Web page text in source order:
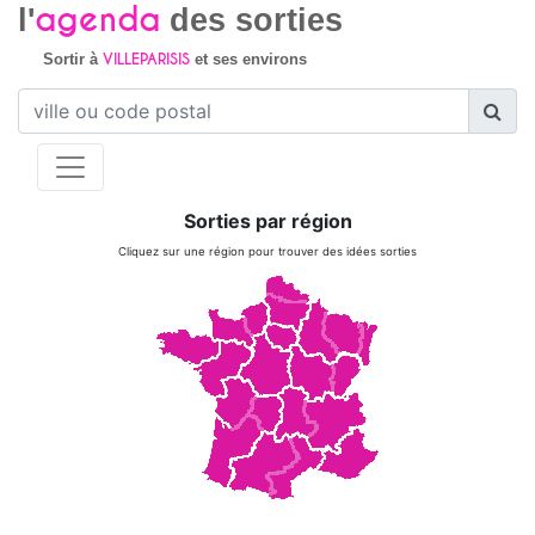
l'agenda des sorties
Sortir à VILLEPARISISet ses environs
Sorties par région
Cliquez sur une région pour trouver des idées sorties